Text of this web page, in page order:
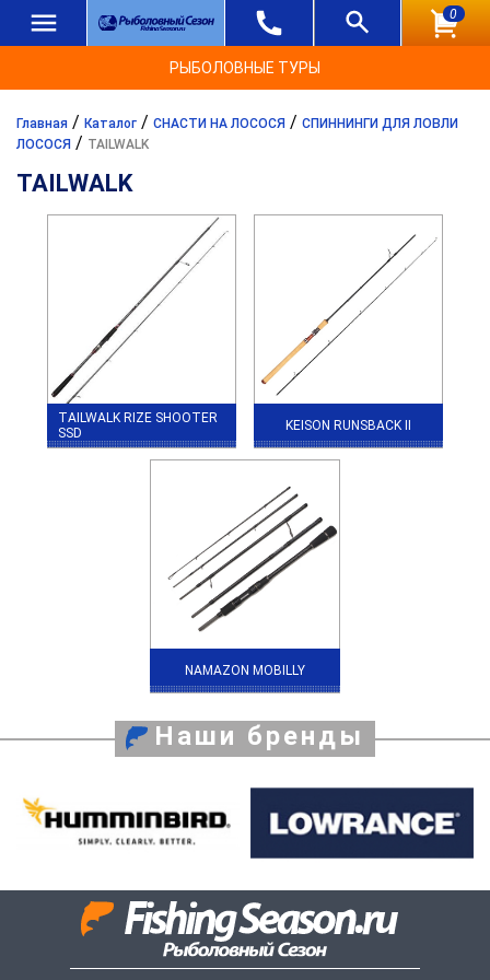
0
РЫБОЛОВНЫЕ ТУРЫ
Главная / Каталог / СНАСТИ НА ЛОСОСЯ / СПИННИНГИ ДЛЯ ЛОВЛИ
ЛОСОСЯ / TAILWALK
TAILWALK
TAILWALK RIZE SHOOTER
SSD
KEISON RUNSBACK II
NAMAZON MOBILLY
Наши бренды